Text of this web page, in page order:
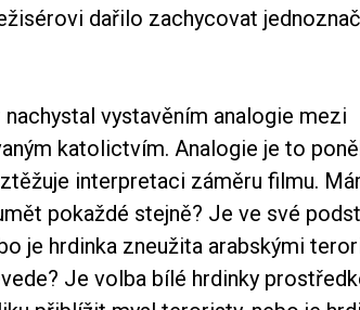
dařilo zachycovat
vystavěním analogie mezi
katolictvím. Analogie je to
interpretaci záměru filmu.
pokaždé stejně? Je ve své
je hrdinka zneužita arabskými
Je volba bílé hrdinky